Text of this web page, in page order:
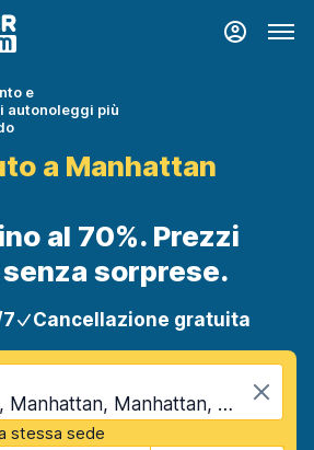
e
autonoleggi più
a Manhattan
al 70%. Prezzi
sorprese.
Cancellazione gratuita
Murray Hill, Manhattan, Manhattan, USA - New York
stessa sede